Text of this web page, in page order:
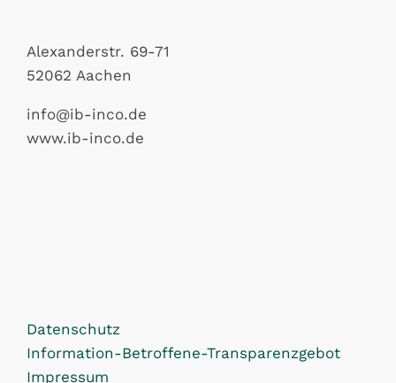
Alexanderstr. 69-71
52062 Aachen
info@ib-inco.de
www.ib-inco.de
Datenschutz
Information-Betroffene-Transparenzgebot
Impressum